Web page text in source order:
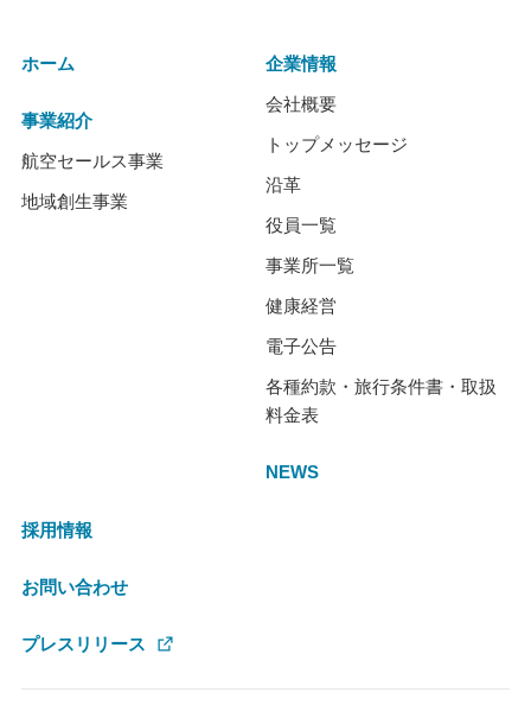
ホーム
事業紹介
航空セールス事業
地域創生事業
企業情報
会社概要
トップメッセージ
沿革
役員一覧
事業所一覧
健康経営
電子公告
各種約款・旅行条件書・取扱
料金表
NEWS
採用情報
お問い合わせ
プレスリリース